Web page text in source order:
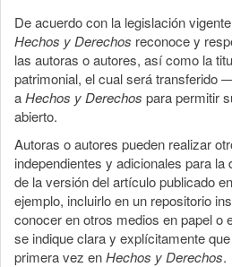
De acuerdo con la legislación
Hechos y Derechos reconoce y
las autoras o autores, así como la
patrimonial, el cual será
aHechos y Derechos para permitir
abierto.
Autoras o autores pueden realizar
independientes y adicionales para
de la versión del artículo publicado en
ejemplo, incluirlo en un repositorio
conocer en otros medios en papel o
se indique clara y explícitamente
primera vez enHechos y Derechos.